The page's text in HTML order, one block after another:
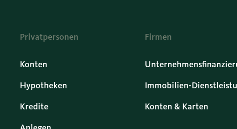
Privatpersonen
Konten
Hypotheken
Kredite
Firmen
Immobilien-
Konten & Karten